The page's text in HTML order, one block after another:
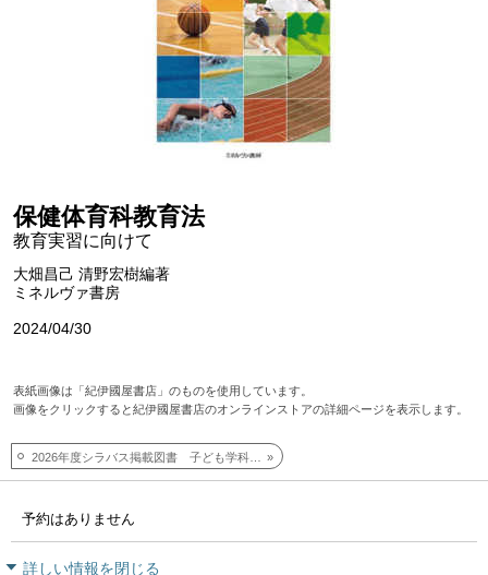
保健体育科教育法
教育実習に向けて
大畑昌己 清野宏樹編著
ミネルヴァ書房
2024/04/30
表紙画像は「紀伊國屋書店」のものを使用しています。
画像をクリックすると紀伊國屋書店のオンラインストアの詳細ページを表示します。
2026年度シラバス掲載図書 子ども学科科目
予約はありません
詳しい情報を閉じる